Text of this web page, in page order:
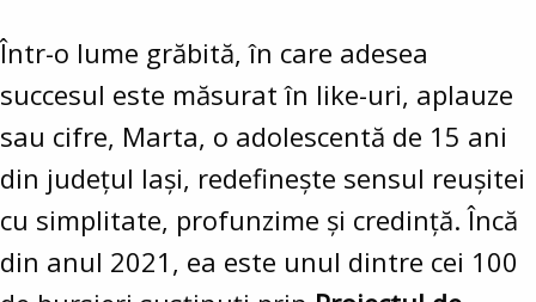
Într-o lume grăbită, în care adesea
succesul este măsurat în like-uri, aplauze
sau cifre, Marta, o adolescentă de 15 ani
din județul Iași, redefinește sensul reușitei
cu simplitate, profunzime și credință. Încă
din anul 2021, ea este unul dintre cei 100